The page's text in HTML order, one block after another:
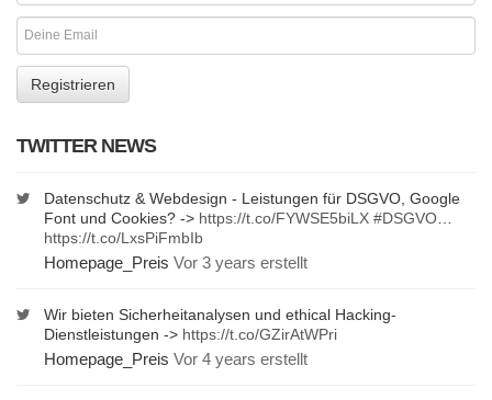
TWITTER NEWS
Datenschutz & Webdesign - Leistungen für DSGVO, Google
Font und Cookies? -> https://t.co/FYWSE5biLX #DSGVO
https://t.co/LxsPiFmbIb
Homepage_Preis Vor 3 years erstellt
Wir bieten Sicherheitanalysen und ethical Hacking-
Dienstleistungen -> https://t.co/GZirAtWPri
Homepage_Preis Vor 4 years erstellt